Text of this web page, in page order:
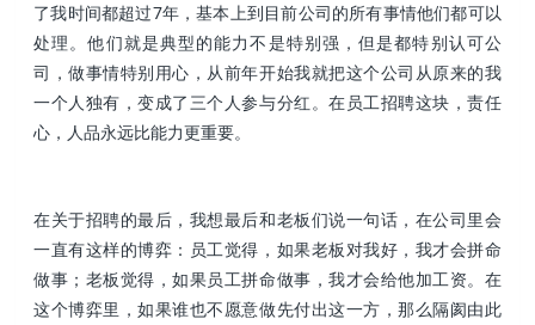
了我时间都超过7年，基本上到目前公司的所有事情他们都可以
处理。他们就是典型的能力不是特别强，但是都特别认可公
司，做事情特别用心，从前年开始我就把这个公司从原来的我
一个人独有，变成了三个人参与分红。在员工招聘这块，责任
心，人品永远比能力更重要。
在关于招聘的最后，我想最后和老板们说一句话，在公司里会
一直有这样的博弈：员工觉得，如果老板对我好，我才会拼命
做事；老板觉得，如果员工拼命做事，我才会给他加工资。在
这个博弈里，如果谁也不愿意做先付出这一方，那么隔阂由此